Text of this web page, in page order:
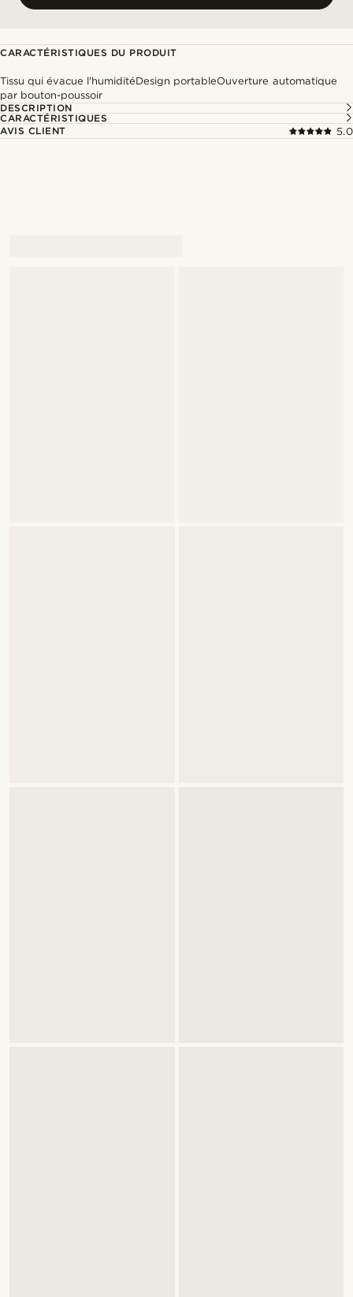
CARACTÉRISTIQUES DU PRODUIT
Tissu qui évacue l'humiditéDesign portableOuverture automatique
par bouton-poussoir
DESCRIPTION
CARACTÉRISTIQUES
AVIS CLIENT
5.0